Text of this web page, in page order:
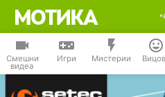
Смешни
видеа
Игри Мистерии